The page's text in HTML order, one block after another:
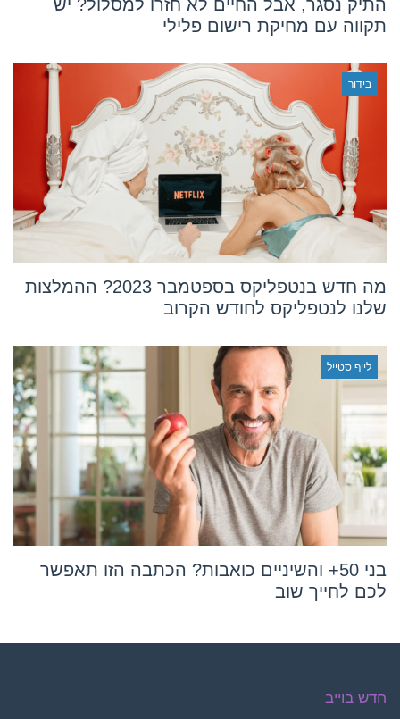
התיק נסגר, אבל החיים לא חזרו למסלול? יש
תקווה עם מחיקת רישום פלילי
בידור
מה חדש בנטפליקס בספטמבר 2023? ההמלצות
שלנו לנטפליקס לחודש הקרוב
לייף סטייל
בני 50+ והשיניים כואבות? הכתבה הזו תאפשר
לכם לחייך שוב
חדש בוייב